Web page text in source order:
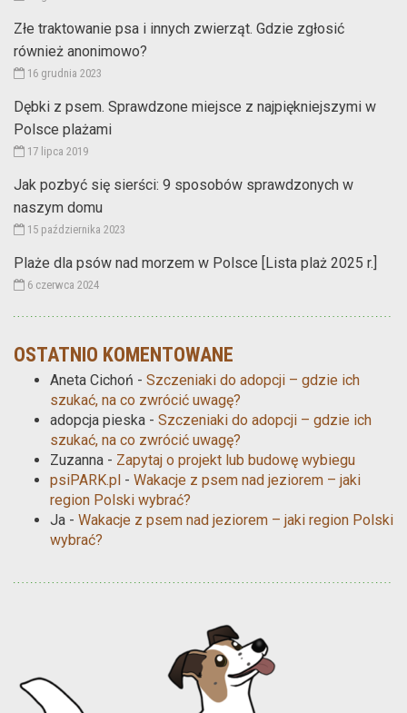
Złe traktowanie psa i innych zwierząt. Gdzie zgłosić
również anonimowo?
16 grudnia 2023
Dębki z psem. Sprawdzone miejsce z najpiękniejszymi w
Polsce plażami
17 lipca 2019
Jak pozbyć się sierści: 9 sposobów sprawdzonych w
naszym domu
15 października 2023
Plaże dla psów nad morzem w Polsce [Lista plaż 2025 r.]
6 czerwca 2024
OSTATNIO KOMENTOWANE
Aneta Cichoń - Szczeniaki do adopcji – gdzie ich
szukać, na co zwrócić uwagę?
adopcja pieska - Szczeniaki do adopcji – gdzie ich
szukać, na co zwrócić uwagę?
Zuzanna - Zapytaj o projekt lub budowę wybiegu
psiPARK.pl - Wakacje z psem nad jeziorem – jaki
region Polski wybrać?
Ja - Wakacje z psem nad jeziorem – jaki region Polski
wybrać?